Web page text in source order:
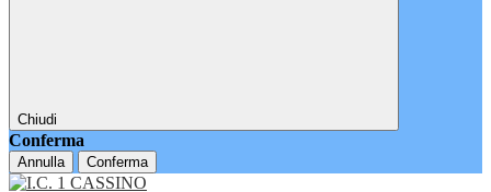
Chiudi
Conferma
Annulla Conferma